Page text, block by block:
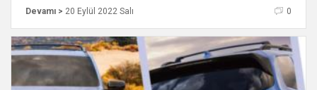
Devamı > 20 Eylül 2022 Salı 0